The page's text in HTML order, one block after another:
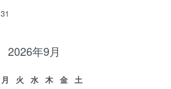
31
2026年9月
月 火 水 木 金
土